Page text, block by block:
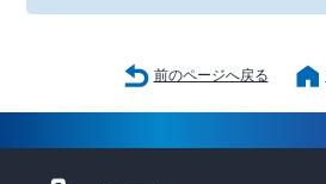
前のページへ戻る